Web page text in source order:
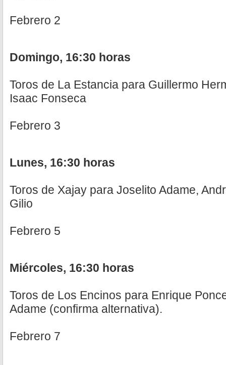
Febrero 2
Domingo, 16:30 horas
Toros de La Estancia para Guillermo
Isaac Fonseca
Febrero 3
Lunes, 16:30 horas
Toros de Xajay para Joselito Adame,
Gilio
Febrero 5
Miércoles, 16:30 horas
Toros de Los Encinos para Enrique
Adame (confirma alternativa).
Febrero 7